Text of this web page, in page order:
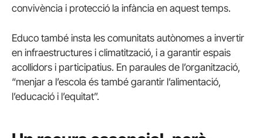
convivència i protecció la infància en aquest temps.
Educo també insta les comunitats autònomes a invertir
en infraestructures i climatització, i a garantir espais
acollidors i participatius. En paraules de l’organització,
“menjar a l’escola és també garantir l’alimentació,
l’educació i l’equitat”.